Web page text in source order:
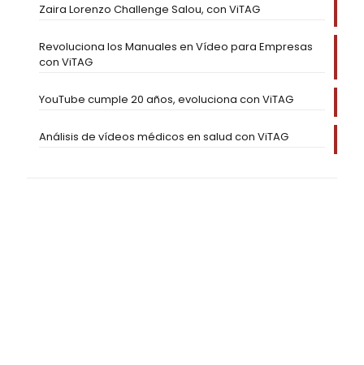
Zaira Lorenzo Challenge Salou, con ViTAG
Revoluciona los Manuales en Vídeo para Empresas
con ViTAG
YouTube cumple 20 años, evoluciona con ViTAG
Análisis de vídeos médicos en salud con ViTAG